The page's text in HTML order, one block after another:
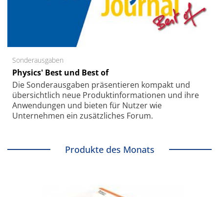
Sonderausgaben
Physics' Best und Best of
Die Sonder­ausgaben präsentieren kompakt und
übersichtlich neue Produkt­informationen und ihre
Anwendungen und bieten für Nutzer wie
Unternehmen ein zusätzliches Forum.
Produkte des Monats